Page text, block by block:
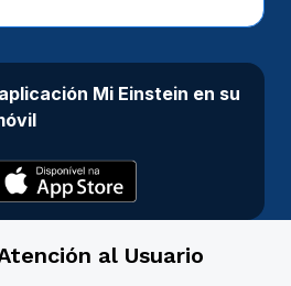
Mi Einstein en su
al Usuario